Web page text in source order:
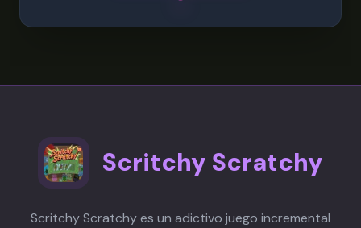
Scritchy Scratchy
Scritchy Scratchy es un adictivo juego incremental